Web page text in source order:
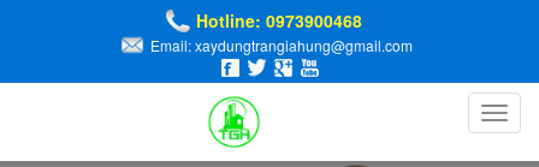
Hotline: 0973900468
Email: xaydungtrangiahung@gmail.com